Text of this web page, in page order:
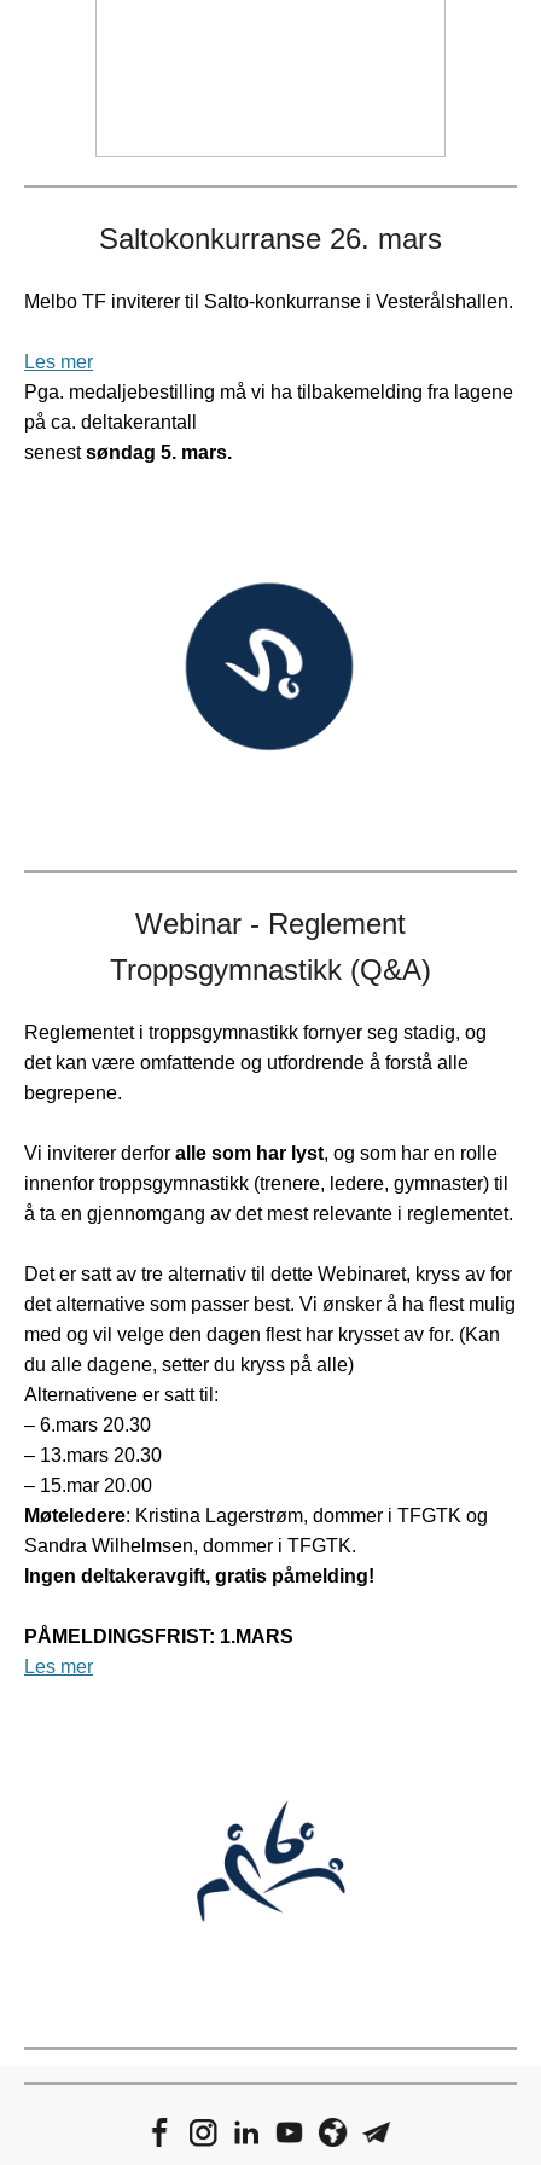
Saltokonkurranse 26. mars
Melbo TF inviterer til Salto-konkurranse i Vesterålshallen.
Les mer
Pga. medaljebestilling må vi ha tilbakemelding fra lagene
på ca. deltakerantall
senestsøndag 5. mars.
Webinar - Reglement
Troppsgymnastikk (Q&A)
Reglementet i troppsgymnastikk fornyer seg stadig, og
det kan være omfattende og utfordrende å forstå alle
begrepene.
Vi inviterer derfor alle som har lyst, og som har en rolle
innenfor troppsgymnastikk (trenere, ledere, gymnaster) til
å ta en gjennomgang av det mest relevante i reglementet.
Det er satt av tre alternativ til dette Webinaret, kryss av for
det alternative som passer best. Vi ønsker å ha flest mulig
med og vil velge den dagen flest har krysset av for. (Kan
du alle dagene, setter du kryss på alle)
Alternativene er satt til:
– 6.mars 20.30
– 13.mars 20.30
– 15.mar 20.00
Møteledere: Kristina Lagerstrøm, dommer i TFGTK og
Sandra Wilhelmsen, dommer i TFGTK.
Ingen deltakeravgift, gratis påmelding!
PÅMELDINGSFRIST: 1.MARS
Les mer